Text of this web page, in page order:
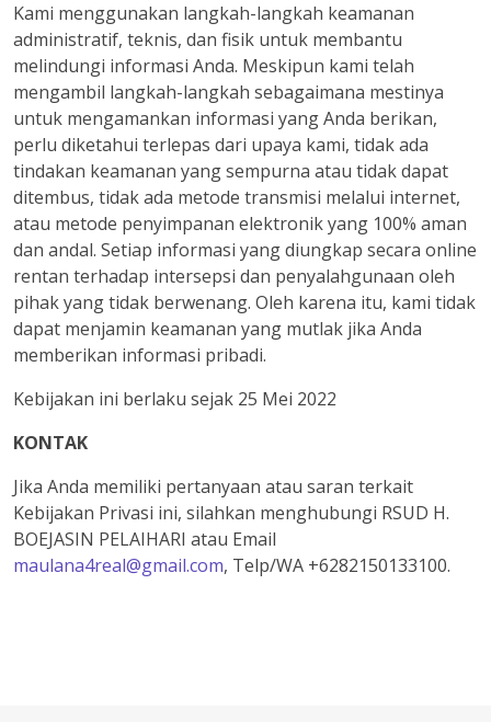
Kami menggunakan langkah-langkah keamanan
administratif, teknis, dan fisik untuk membantu
melindungi informasi Anda. Meskipun kami telah
mengambil langkah-langkah sebagaimana mestinya
untuk mengamankan informasi yang Anda berikan,
perlu diketahui terlepas dari upaya kami, tidak ada
tindakan keamanan yang sempurna atau tidak dapat
ditembus, tidak ada metode transmisi melalui internet,
atau metode penyimpanan elektronik yang 100% aman
dan andal. Setiap informasi yang diungkap secara online
rentan terhadap intersepsi dan penyalahgunaan oleh
pihak yang tidak berwenang. Oleh karena itu, kami tidak
dapat menjamin keamanan yang mutlak jika Anda
memberikan informasi pribadi.
Kebijakan ini berlaku sejak 25 Mei 2022
KONTAK
Jika Anda memiliki pertanyaan atau saran terkait
Kebijakan Privasi ini, silahkan menghubungi RSUD H.
BOEJASIN PELAIHARI atau Email
maulana4real@gmail.com, Telp/WA +6282150133100.